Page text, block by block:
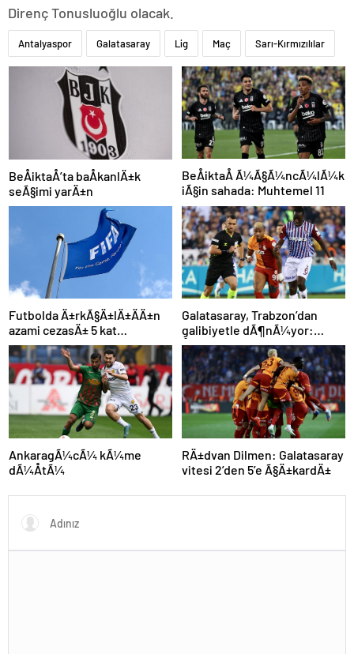
Direnç Tonusluoğlu olacak.
Antalyaspor Galatasaray Lig Maç Sarı-Kırmızılılar
BeÅiktaÅ’ta baÅkanlÄ±k
seÃ§imi yarÄ±n
BeÅiktaÅ Ã¼Ã§Ã¼ncÃ¼lÃ¼k
iÃ§in sahada: Muhtemel 11
Futbolda Ä±rkÃ§Ä±lÄ±ÄÄ±n
azami cezasÄ± 5 kat
arttÄ±rÄ±ldÄ±
Galatasaray, Trabzon’dan
galibiyetle dÃ¶nÃ¼yor:
ÅampiyonluÄa 1 puan kaldÄ±!
AnkaragÃ¼cÃ¼ kÃ¼me
dÃ¼ÅtÃ¼
RÄ±dvan Dilmen: Galatasaray
vitesi 2’den 5’e Ã§Ä±kardÄ±